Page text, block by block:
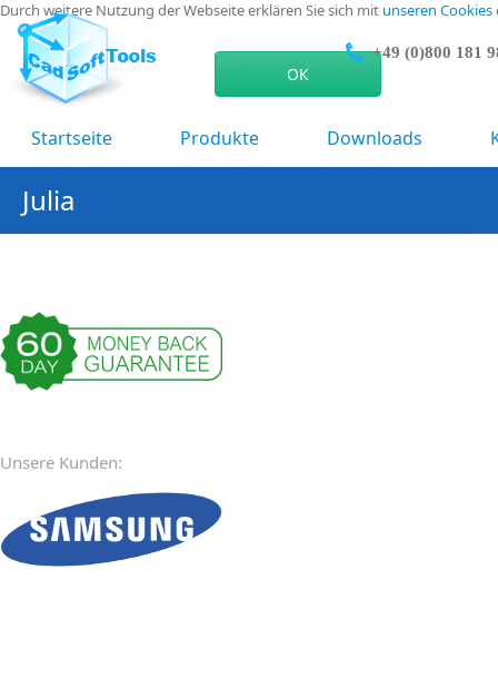
Durch weitere Nutzung der Webseite erklären Sie sich mit unseren Cookies
ОК
+49 (0)800 181
Startseite Produkte Downloads
Julia
Unsere Kunden: